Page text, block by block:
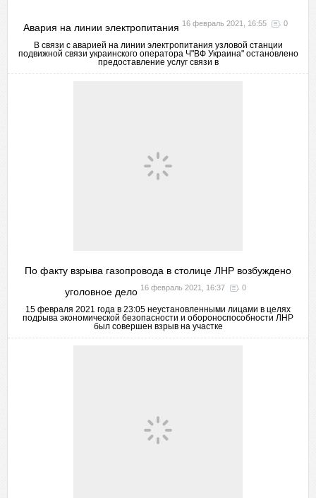
Авария на линии электропитания 16 февраль 2021, 16:55 0
В связи с аварией на линии электропитания узловой станции
подвижной связи украинского оператора Ч"ВФ Украина" остановлено
предоставление услуг связи в
По факту взрыва газопровода в столице ЛНР возбуждено
уголовное дело 16 февраль 2021, 16:37 0
15 февраля 2021 года в 23:05 неустановленными лицами в целях
подрыва экономической безопасности и обороноспособности ЛНР
был совершен взрыв на участке